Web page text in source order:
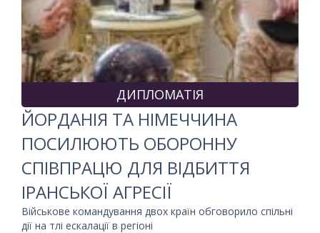
ДИПЛОМАТІЯ
ЙОРДАНІЯ ТА НІМЕЧЧИНА
ПОСИЛЮЮТЬ ОБОРОННУ
СПІВПРАЦЮ ДЛЯ ВІДБИТТЯ
ІРАНСЬКОЇ АГРЕСІЇ
Військове командування двох країн обговорило спільні
дії на тлі ескалації в регіоні